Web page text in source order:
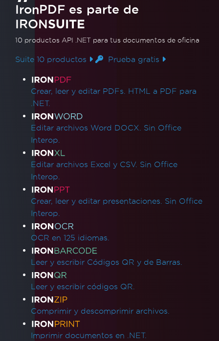
Posicionamiento de rectángulos
AWS Lambda Sin Docker
Marcadores de posición predeterminados
Guías de solución de problemas
Formato HTML píxel perfecto
Azure Blob Storage
Blazor Server / WebAssembly (WASM)
Firmas Digitales
Encabezados/pies de página y saltos de
página
Idiomas internacionales y CMJK
IronPDF e IIS
Kerberos
Fuente rota en AWS Lambda
Visibilidad de MetaData
Imprimir desde impresora de red
Rasterizar a imagen utilizando
MemoryStream
Renderizar vista a cadena
Alternativas a System.Drawing.Common
(.NET 7 y no Windows)
Encabezados de tabla
Usar compilación ReadyToRun
Excepción de despliegue de IronPdf.Slim
v2025.5.6
Incompatibilidad de versión de ClickOnce
.NET Framework falla con Prefer32Bit
IronPDF es parte de
IRONSUITE
10 productos API .NET para tus documentos de oficina
Suite 10 productos Prueba gratis
Enlaces de productos
Crear, leer y editar PDFs. HTML a PDF para
.NET.
Editar archivos Word DOCX. Sin Office
Interop.
Editar archivos Excel y CSV. Sin Office
Interop.
Crear, leer y editar presentaciones. Sin Office
Interop.
OCR en 125 idiomas.
Leer y escribir Códigos QR y de Barras.
Leer y escribir códigos QR.
Comprimir y descomprimir archivos.
Imprimir documentos en .NET.